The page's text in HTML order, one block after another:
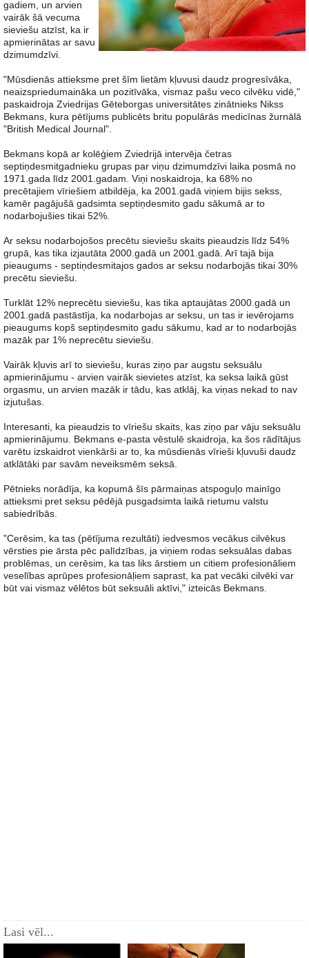
gadiem, un arvien
vairāk šā vecuma
sieviešu atzīst, ka ir
apmierinātas ar savu
dzimumdzīvi.
"Mūsdienās attieksme pret šīm lietām kļuvusi daudz progresīvāka,
neaizspriedumaināka un pozitīvāka, vismaz pašu veco cilvēku vidē,"
paskaidroja Zviedrijas Gēteborgas universitātes zinātnieks Nikss
Bekmans, kura pētījums publicēts britu populārās medicīnas žurnālā
"British Medical Journal".
Bekmans kopā ar kolēģiem Zviedrijā intervēja četras
septiņdesmitgadnieku grupas par viņu dzimumdzīvi laika posmā no
1971.gada līdz 2001.gadam. Viņi noskaidroja, ka 68% no
precētajiem vīriešiem atbildēja, ka 2001.gadā viņiem bijis sekss,
kamēr pagājušā gadsimta septiņdesmito gadu sākumā ar to
nodarbojušies tikai 52%.
Ar seksu nodarbojošos precētu sieviešu skaits pieaudzis līdz 54%
grupā, kas tika izjautāta 2000.gadā un 2001.gadā. Arī tajā bija
pieaugums - septiņdesmitajos gados ar seksu nodarbojās tikai 30%
precētu sieviešu.
Turklāt 12% neprecētu sieviešu, kas tika aptaujātas 2000.gadā un
2001.gadā pastāstīja, ka nodarbojas ar seksu, un tas ir ievērojams
pieaugums kopš septiņdesmito gadu sākumu, kad ar to nodarbojās
mazāk par 1% neprecētu sieviešu.
Vairāk kļuvis arī to sieviešu, kuras ziņo par augstu seksuālu
apmierinājumu - arvien vairāk sievietes atzīst, ka seksa laikā gūst
orgasmu, un arvien mazāk ir tādu, kas atklāj, ka viņas nekad to nav
izjutušas.
Interesanti, ka pieaudzis to vīriešu skaits, kas ziņo par vāju seksuālu
apmierinājumu. Bekmans e-pasta vēstulē skaidroja, ka šos rādītājus
varētu izskaidrot vienkārši ar to, ka mūsdienās vīrieši kļuvuši daudz
atklātāki par savām neveiksmēm seksā.
Pētnieks norādīja, ka kopumā šīs pārmaiņas atspoguļo mainīgo
attieksmi pret seksu pēdējā pusgadsimta laikā rietumu valstu
sabiedrībās.
"Cerēsim, ka tas (pētījuma rezultāti) iedvesmos vecākus cilvēkus
vērsties pie ārsta pēc palīdzības, ja viņiem rodas seksuālas dabas
problēmas, un cerēsim, ka tas liks ārstiem un citiem profesionāliem
veselības aprūpes profesionāļiem saprast, ka pat vecāki cilvēki var
būt vai vismaz vēlētos būt seksuāli aktīvi," izteicās Bekmans.
Lasi vēl...